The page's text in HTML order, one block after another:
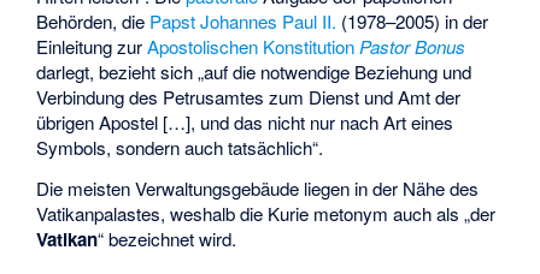
Behörden, die Papst Johannes Paul II. (1978–2005) in der
Einleitung zurApostolischen Konstitution Pastor Bonus
darlegt, bezieht sich „auf die notwendige Beziehung und
Verbindung des Petrusamtes zum Dienst und Amt der
übrigen Apostel […], und das nicht nur nach Art eines
Symbols, sondern auch tatsächlich“.
Die meisten Verwaltungsgebäude liegen in der Nähe des
Vatikanpalastes, weshalb die Kurie metonym auch als „der
Vatikan“ bezeichnet wird.